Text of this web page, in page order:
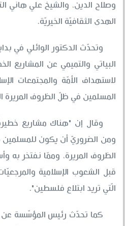
وصلاح الدين، والشيخ علي هاني
الهدى الثقافيّة الخيريّة.
وتحدّث الدكتور الوائلي في
البياتي والتميمي عن المشاريع
لاستهداف الأمّة والمجتمعات
المسلمين في ظلّ الظروف المريرة
وقال إن "هناك مشاريع
ومن الضروريّ أن يكون
الظروف المريرة، وممّا نفتخر به
قبل الشعوب الإسلامية
الّتي تريد ابتلاع فلسطين".
كما تحدّث رئيس المؤسّسة